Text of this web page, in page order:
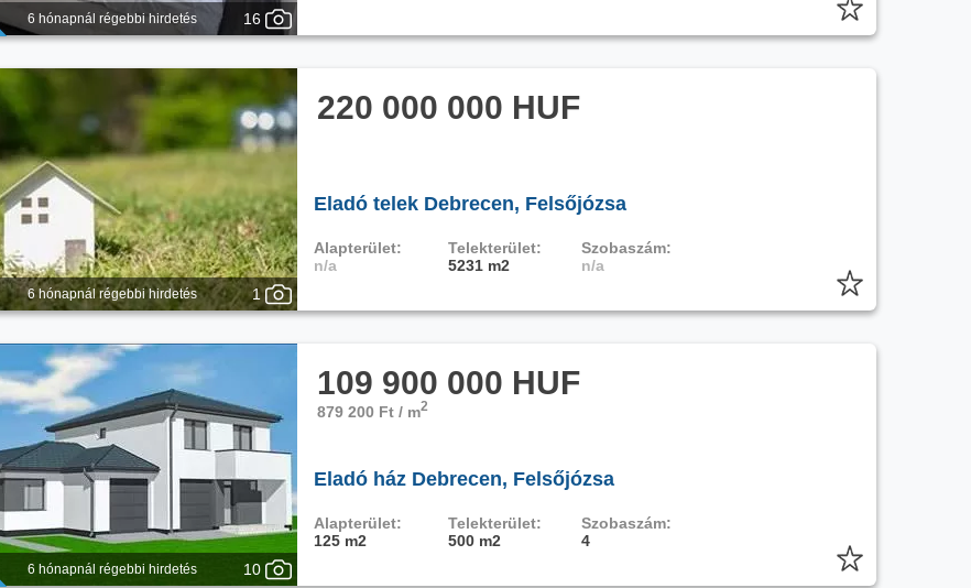
6 hónapnál régebbi hirdetés 16
6 hónapnál régebbi hirdetés 1
220 000 000 HUF
Eladó telek Debrecen, Felsőjózsa
Alapterület:
n/a
Telekterület:
5231 m2
Szobaszám:
n/a
6 hónapnál régebbi hirdetés 10
109 900 000 HUF
879 200 Ft / m2
Eladó ház Debrecen, Felsőjózsa
Alapterület:
125 m2
Telekterület:
500 m2
Szobaszám:
4